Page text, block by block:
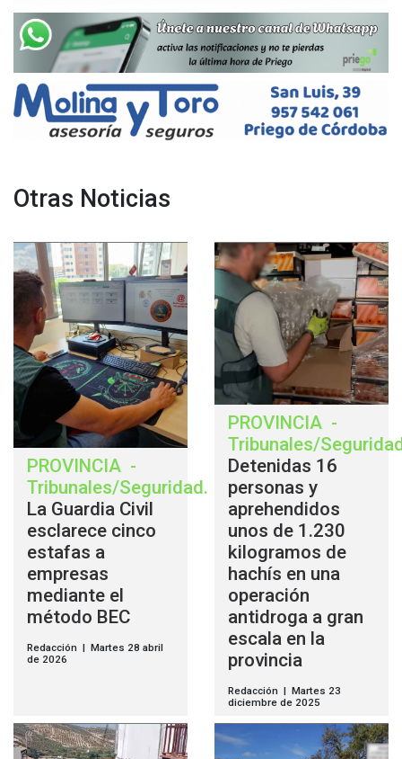
Otras Noticias
PROVINCIA -
Tribunales/Seguridad.
La Guardia Civil
esclarece cinco
estafas a
empresas
mediante el
método BEC
Redacción | Martes 28 abril
de 2026
PROVINCIA -
Tribunales/
Detenidas 16
personas y
aprehendidos
unos de 1.230
kilogramos de
hachís en una
operación
antidroga a gran
escala en la
provincia
Redacción | Martes 23
diciembre de 2025